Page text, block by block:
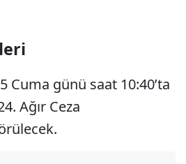
Cuma günü saat 10:40’ta
Ağır Ceza